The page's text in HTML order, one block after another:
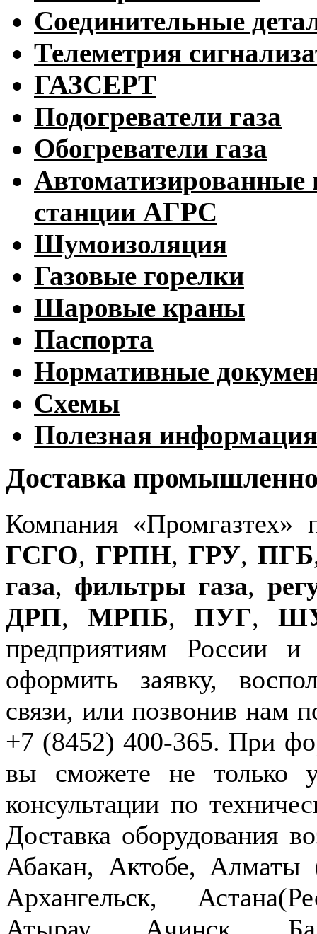
Соединительные
Телеметрия
ГАЗСЕРТ
Подогреватели газа
Обогреватели газа
Автоматизированные
станции АГРС
Шумоизоляция
Газовые горелки
Шаровые краны
Паспорта
Нормативные
Схемы
Полезная информация
Доставка
Компания «Промгазтех»
ГСГО, ГРПН, ГРУ, ПГБ
газа, фильтры газа,
ДРП, МРПБ,ПУГ,
предприятиям России
оформить заявку,
связи, или позвонив нам
+7 (8452) 400-365. При
вы сможете не только
консультации по
Доставка оборудования
Абакан, Актобе,
Архангельск,
Атырау, Ачинск,